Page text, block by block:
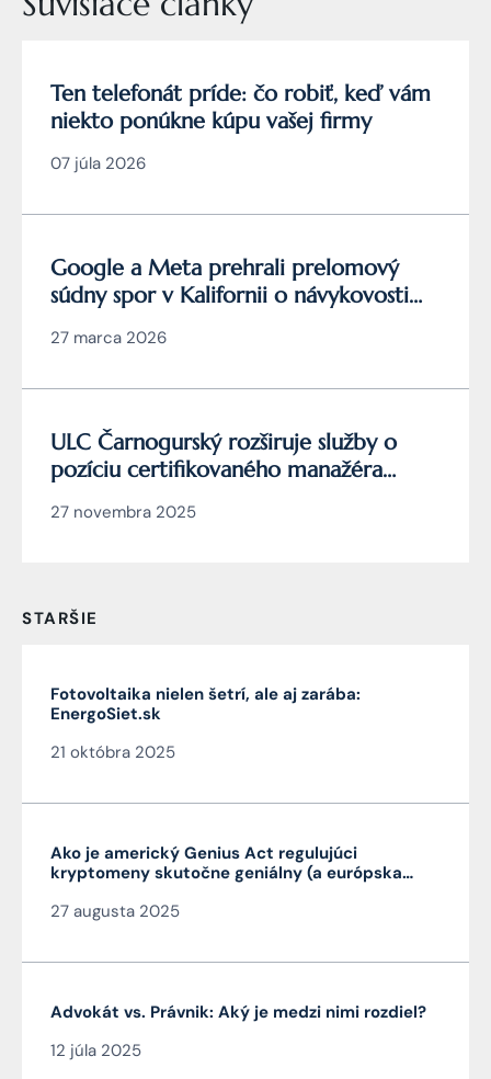
Ten telefonát príde: čo robiť, keď vám
niekto ponúkne kúpu vašej firmy
07 júla 2026
Google a Meta prehrali prelomový
súdny spor v Kalifornii o návykovosti
27 marca 2026
ULC Čarnogurský rozširuje služby o
pozíciu certifikovaného manažéra
27 novembra 2025
STARŠIE
Fotovoltaika nielen šetrí, ale aj zarába:
EnergoSiet.sk
21 októbra 2025
Ako je americký Genius Act regulujúci
kryptomeny skutočne geniálny (a európska
27 augusta 2025
Advokát vs. Právnik: Aký je medzi nimi rozdiel?
12 júla 2025